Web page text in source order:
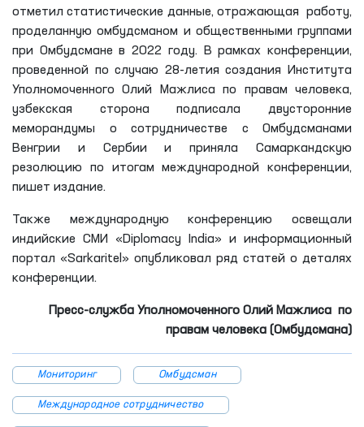
отметил статистические данные, отражающая работу,
проделанную омбудсманом и общественными группами
при Омбудсмане в 2022 году. В рамках конференции,
проведенной по случаю 28-летия создания Института
Уполномоченного Олий Мажлиса по правам человека,
узбекская сторона подписала двусторонние
меморандумы о сотрудничестве с Омбудсманами
Венгрии и Сербии и приняла Самаркандскую
резолюцию по итогам международной конференции,
пишет издание.
Также международную конференцию освещали
индийские СМИ «Diplomacy India» и информационный
портал «Sarkaritel» опубликовал ряд статей о деталях
конференции.
Пресс-служба Уполномоченного Олий Мажлиса по
правам человека (Омбудсмана)
Мониторинг Омбудсман
Международное сотрудничество